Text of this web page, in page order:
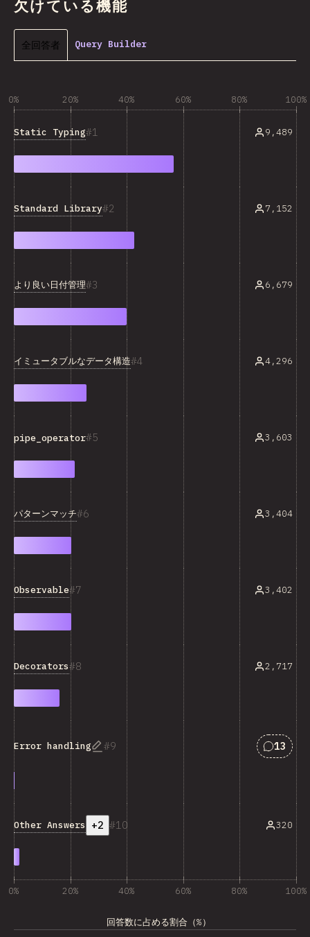
欠けている機能
全回答者 Query Builder
0% 20% 40% 60% 80% 100%
1
Static Typing 9,489
2
Standard Library 7,152
3
より良い日付管理 6,679
4
イミュータブルなデータ構造 4,296
5
pipe_operator 3,603
6
パターンマッチ 3,404
7
Observable 3,402
8
Decorators 2,717
9
Error handling 13
10
Other Answers +2 320
0% 20% 40% 60% 80% 100%
回答数に占める割合（%）